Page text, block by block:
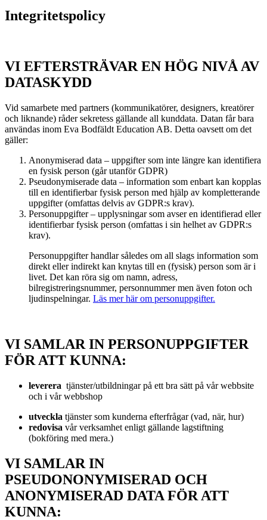
Integritetspolicy
VI EFTERSTRÄVAR EN HÖG NIVÅ AV
DATASKYDD
Vid samarbete med partners (kommunikatörer, designers, kreatörer
och liknande) råder sekretess gällande all kunddata. Datan får bara
användas inom Eva Bodfäldt Education AB. Detta oavsett om det
gäller:
Anonymiserad data – uppgifter som inte längre kan identifiera
en fysisk person (går utanför GDPR)
Pseudonymiserade data – information som enbart kan kopplas
till en identifierbar fysisk person med hjälp av kompletterande
uppgifter (omfattas delvis av GDPR:s krav).
Personuppgifter – upplysningar som avser en identifierad eller
identifierbar fysisk person (omfattas i sin helhet av GDPR:s
krav).
Personuppgifter handlar således om all slags information som
direkt eller indirekt kan knytas till en (fysisk) person som är i
livet. Det kan röra sig om namn, adress,
bilregistreringsnummer, personnummer men även foton och
ljudinspelningar. Läs mer här om personuppgifter.
VI SAMLAR IN PERSONUPPGIFTER
FÖR ATT KUNNA:
leverera tjänster/utbildningar på ett bra sätt på vår webbsite
och i vår webbshop
utveckla tjänster som kunderna efterfrågar (vad, när, hur)
redovisa vår verksamhet enligt gällande lagstiftning
(bokföring med mera.)
VI SAMLAR IN
PSEUDONONYMISERAD OCH
ANONYMISERAD DATA FÖR ATT
KUNNA: